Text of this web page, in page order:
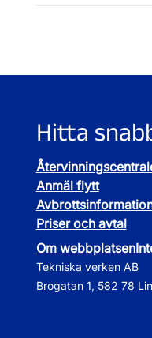
Hitta
Anmäl flytt
Priser och avtal
Om webbplatsen
Tekniska verken AB
Brogatan 1, 582 78